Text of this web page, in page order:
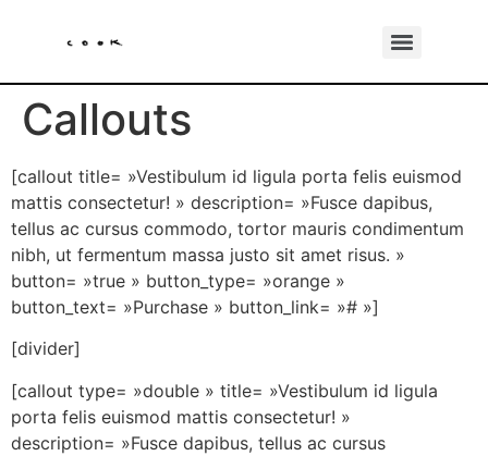
Callouts
[callout title= »Vestibulum id ligula porta felis euismod
mattis consectetur! » description= »Fusce dapibus,
tellus ac cursus commodo, tortor mauris condimentum
nibh, ut fermentum massa justo sit amet risus. »
button= »true » button_type= »orange »
button_text= »Purchase » button_link= »# »]
[divider]
[callout type= »double » title= »Vestibulum id ligula
porta felis euismod mattis consectetur! »
description= »Fusce dapibus, tellus ac cursus